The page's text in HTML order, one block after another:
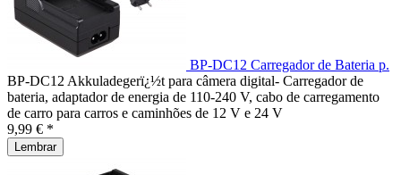
BP-DC12 Carregador de Bateria p.
BP-DC12 Akkuladegerï¿½t para câmera digital- Carregador de
bateria, adaptador de energia de 110-240 V, cabo de carregamento
de carro para carros e caminhões de 12 V e 24 V
9,99 € *
Lembrar